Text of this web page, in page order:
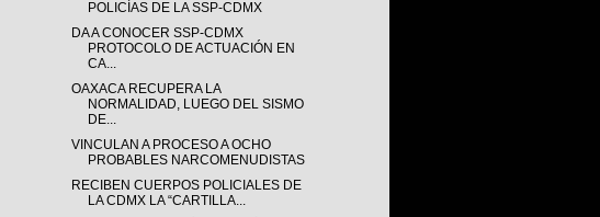
POLICÍAS DE LA SSP-CDMX
DA A CONOCER SSP-CDMX
PROTOCOLO DE ACTUACIÓN EN
CA...
OAXACA RECUPERA LA
NORMALIDAD, LUEGO DEL SISMO
DE...
VINCULAN A PROCESO A OCHO
PROBABLES NARCOMENUDISTAS
RECIBEN CUERPOS POLICIALES DE
LA CDMX LA “CARTILLA...